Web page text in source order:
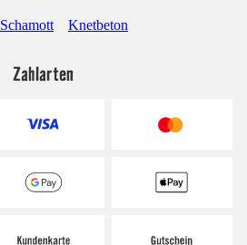
Schamott Knetbeton
Zahlarten